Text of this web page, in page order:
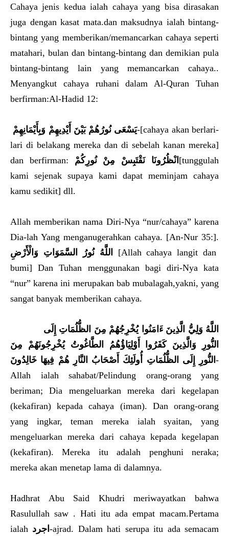
Cahaya jenis kedua ialah cahaya yang bisa dirasakan
juga dengan kasat mata.dan maksudnya ialah bintang-
bintang yang memberikan/memancarkan cahaya seperti
matahari, bulan dan bintang-bintang dan demikian pula
bintang-bintang lain yang memancarkan cahaya..
Menyangkut cahaya ruhani dalam Al-Quran Tuhan
berfirman:Al-Hadid 12:
يَسْعَى نُورُهُمْ بَيْنَ أَيْدِيهِمْ وَبِأَيْمَانِهِمْ-[cahaya akan berlari-
lari di belakang mereka dan di sebelah kanan mereka]
dan berfirman:
انْظُرُونَا نَقْتَبِسْ مِنْ نُورِكُمْ [tunggulah
kami sejenak supaya kami dapat meminjam cahaya
kamu sedikit] dll.
Allah memberikan nama Diri-Nya “nur/cahaya” karena
Dia-lah Yang menganugerahkan cahaya. [An-Nur 35:].
اللَّهُ نُورُ السَّمَوَاتِ وَالْأَرْضِ
[Allah cahaya langit dan
bumi] Dan Tuhan menggunakan bagi diri-Nya kata
“nur” karena ini merupakan bab mubalagah,yakni, yang
sangat banyak memberikan cahaya.
اللَّهُ وَلِيُّ الَّذِينَ ءَامَنُوا يُخْرِجُهُمْ مِنَ الظُّلُمَاتِ إِلَى
النُّورِ وَالَّذِينَ كَفَرُوا أَوْلِيَاؤُهُمُ الطَّاغُوتُ يُخْرِجُونَهُمْ مِنَ
النُّورِ إِلَى الظُّلُمَاتِ أُولَئِكَ أَصْحَابُ النَّارِ هُمْ فِيهَا خَالِدُونَ -
Allah ialah sahabat/Pelindung orang-orang yang
beriman; Dia mengeluarkan mereka dari kegelapan
(kekafiran) kepada cahaya (iman). Dan orang-orang
yang ingkar, teman mereka ialah syaitan, yang
mengeluarkan mereka dari cahaya kepada kegelapan
(kekafiran). Mereka itu adalah penghuni neraka;
mereka akan menetap lama di dalamnya.
Hadhrat Abu Said Khudri meriwayatkan bahwa
Rasulullah saw . Hati itu ada empat macam.Pertama
ialah اجرد-ajrad. Dalam hati serupa itu ada semacam